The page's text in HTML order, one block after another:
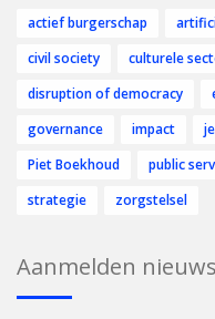
actief burgerschap
civil society
culturele
disruption of democracy
governance
impact
Piet Boekhoud
public
strategie
zorgstelsel
Aanmelden